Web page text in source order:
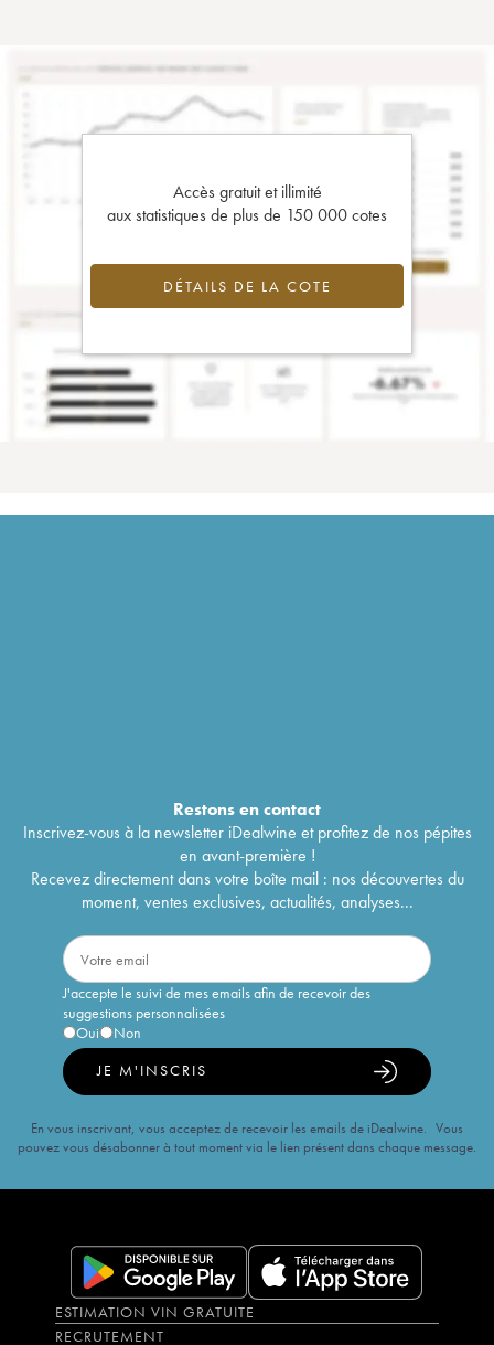
Accès gratuit et illimité
aux statistiques de plus de 150 000 cotes
DÉTAILS DE LA COTE
Restons encontact
Inscrivez-vous à la newsletter iDealwine et profitez de nos pépites
en avant-première !
Recevez directement dans votre boîte mail : nos découvertes du
moment, ventes exclusives, actualités, analyses...
J'accepte le suivi de mes emails afin de recevoir des
suggestions personnalisées
Oui
Non
JE M'INSCRIS
En vous inscrivant, vous acceptez de recevoir les emails de iDealwine. Vous
pouvez vous désabonner à tout moment via le lien présent dans chaque message.
ESTIMATION VIN GRATUITE
RECRUTEMENT